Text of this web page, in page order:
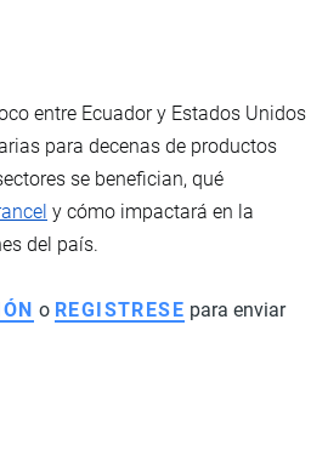
entre Ecuador y Estados Unidos
para decenas de productos
se benefician, qué
y cómo impactará en la
del país.
o REGISTRESE para enviar